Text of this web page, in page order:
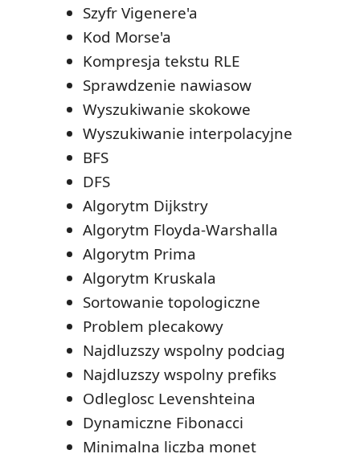
Szyfr Vigenere'a
Kod Morse'a
Kompresja tekstu RLE
Sprawdzenie nawiasow
Wyszukiwanie skokowe
Wyszukiwanie interpolacyjne
BFS
DFS
Algorytm Dijkstry
Algorytm Floyda-Warshalla
Algorytm Prima
Algorytm Kruskala
Sortowanie topologiczne
Problem plecakowy
Najdluzszy wspolny podciag
Najdluzszy wspolny prefiks
Odleglosc Levenshteina
Dynamiczne Fibonacci
Minimalna liczba monet